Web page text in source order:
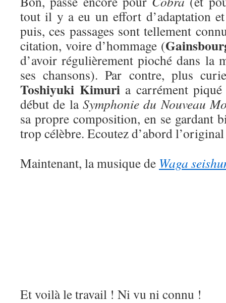
tout il y a eu un effort d’adaptation
puis, ces passages sont tellement
citation, voire d’hommage (
d’avoir régulièrement pioché dans la
ses chansons). Par contre, plus
Toshiyuki Kimuria carrément
début de la Symphonie du Nouveau
sa propre composition, en se gardant
trop célèbre. Ecoutez d’abord
Maintenant, la musique de Waga
Et voilà le travail ! Ni vu ni connu !